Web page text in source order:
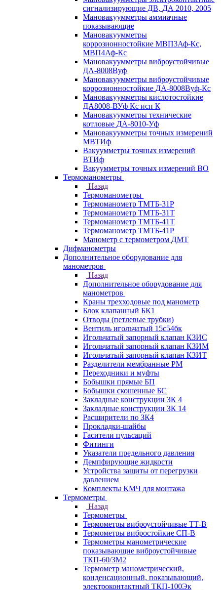
сигнализирующие ДВ, ДА 2010, 2005
Мановакуумметры аммиачные
показывающие
Мановакуумметры
коррозионностойкие МВП3Аф-Кс,
МВП4Аф-Кс
Мановакуумметры виброустойчивые
ДА-8008Вуф
Мановакуумметры виброустойчивые
коррозионностойкие ДА-8008Вуф-Кс
Мановакуумметры кислотостойкие
ДА8008-ВУф Кс исп К
Мановакуумметры технические
котловые ДА-8010-Уф
Мановакуумметры точных измерений
МВТИф
Вакуумметры точных измерений
ВТИф
Вакуумметры точных измерений ВО
Термоманометры
Назад
Термоманометры
Термоманометр ТМТБ-31Р
Термоманометр ТМТБ-31Т
Термоманометр ТМТБ-41Т
Термоманометр ТМТБ-41Р
Манометр с термометром ДМТ
Дифманометры
Дополнительное оборудование для
манометров
Назад
Дополнительное оборудование для
манометров
Краны трехходовые под манометр
Блок клапанный БК1
Отводы (петлевые трубки)
Вентиль игольчатый 15с54бк
Игольчатый запорный клапан КЗИС
Игольчатый запорный клапан КЗИМ
Игольчатый запорный клапан КЗИТ
Разделители мембранные РМ
Переходники и муфты
Бобышки прямые БП
Бобышки скошенные БС
Закладные конструкции ЗК 4
Закладные конструкции ЗК 14
Расширители по ЗК4
Прокладки-шайбы
Гасители пульсаций
Фитинги
Указатели предельного давления
Демпфирующие жидкости
Устройства защиты от перегрузки
давлением
Комплекты КМЧ для монтажа
Термометры
Назад
Термометры
Термометры виброустойчивые ТТ-В
Термометры вибростойкие СП-В
Термометры манометрические
показывающие виброустойчивые
ТКП-60/3М2
Термометр манометрический,
конденсационный, показывающий,
электроконтактный ТКП-100Эк